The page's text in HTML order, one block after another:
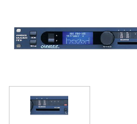
Vår historia
Språk/Region